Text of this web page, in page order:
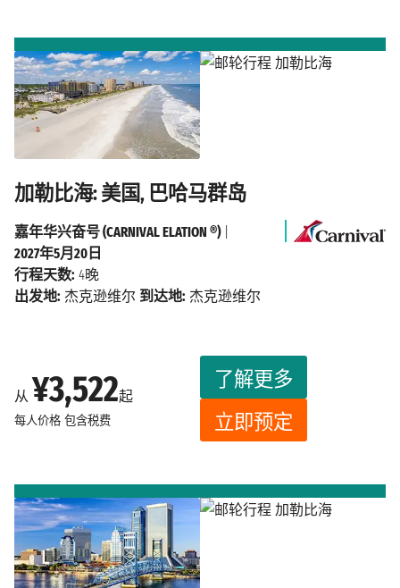
加勒比海: 美国, 巴哈马群岛
从 ¥3,522起
每人价格 包含税费
了解更多
立即预定
嘉年华兴奋号 (CARNIVAL ELATION ®)|
2027年5月20日
行程天数: 4晚
出发地: 杰克逊维尔 到达地: 杰克逊维尔